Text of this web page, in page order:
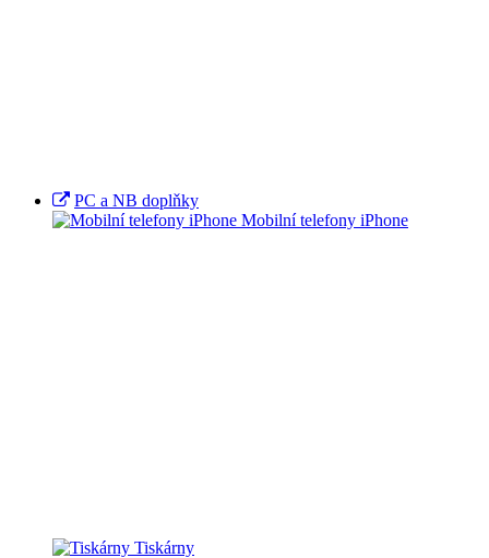
PC a NB doplňky
Mobilní telefony iPhone
Tiskárny